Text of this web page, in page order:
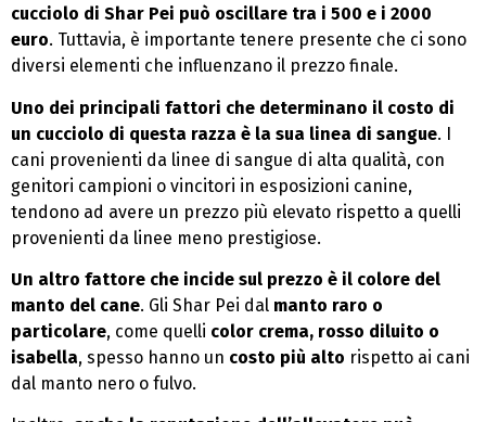
cucciolo di Shar Pei può oscillare tra i 500 e i 2000
euro. Tuttavia, è importante tenere presente che ci sono
diversi elementi che influenzano il prezzo finale.
Uno dei principali fattori che determinano il costo di
un cucciolo di questa razza è la sua linea di sangue. I
cani provenienti da linee di sangue di alta qualità, con
genitori campioni o vincitori in esposizioni canine,
tendono ad avere un prezzo più elevato rispetto a quelli
provenienti da linee meno prestigiose.
Un altro fattore che incide sul prezzo è il colore del
manto del cane. Gli Shar Pei dal manto raro o
particolare, come quelli color crema, rosso diluito o
isabella, spesso hanno un costo più alto rispetto ai cani
dal manto nero o fulvo.